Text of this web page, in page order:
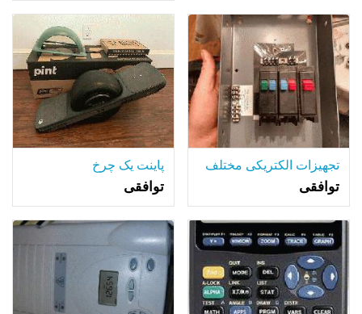
تجهیزات الکتریکی مختلف
توافقی
پاینت یک چرخ
توافقی